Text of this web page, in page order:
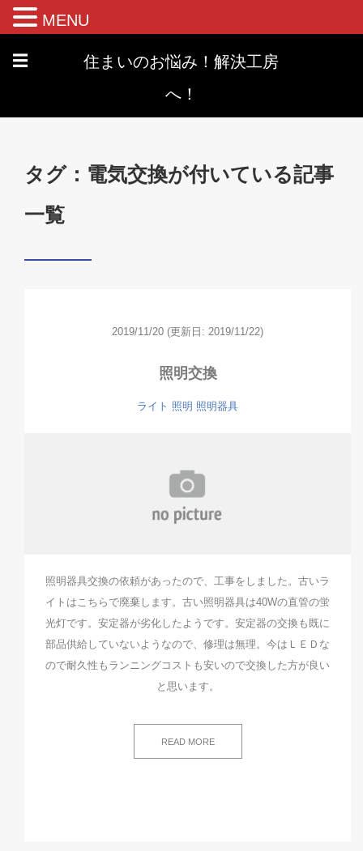
☰
住まいのお悩み！解決工房
へ！
タグ：電気交換が付いている記事
一覧
2019/11/20 (更新日: 2019/11/22)
照明交換
ライト 照明 照明器具
照明器具交換の依頼があったので、工事をしました。古いラ
イトはこちらで廃棄します。古い照明器具は40Wの直管の蛍
光灯です。安定器が劣化したようです。安定器の交換も既に
部品供給していないようなので、修理は無理。今はＬＥＤな
ので耐久性もランニングコストも安いので交換した方が良い
と思います。
READ MORE
MENU